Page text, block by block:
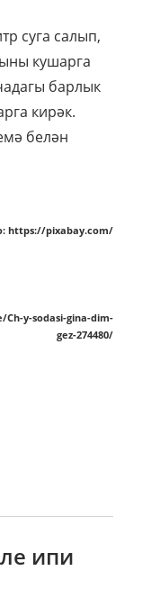
суга салып,
кушарга
барлык
кирәк.
белән
https://pixabay.com/
y-sodasi-gina-dim-
gez-274480/
ипи